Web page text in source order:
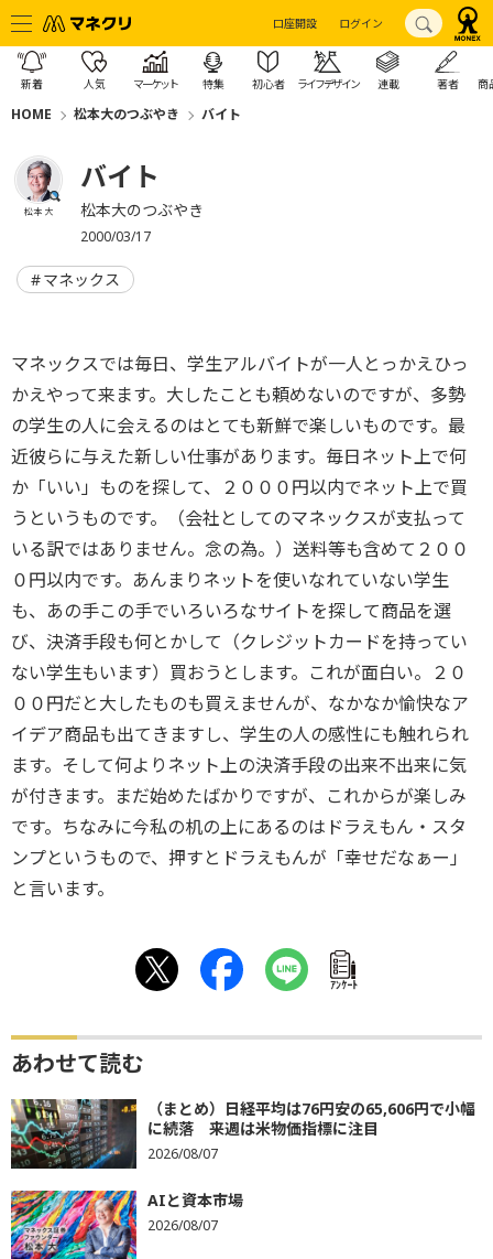
口座開設 ログイン
新着 人気 マーケット 特集 初心者 ライフデザイン 連載 著者 商
HOME 松本大のつぶやき バイト
松本 大
バイト
松本大のつぶやき
2000/03/17
マネックス
マネックスでは毎日、学生アルバイトが一人とっかえひっ
かえやって来ます。大したことも頼めないのですが、多勢
の学生の人に会えるのはとても新鮮で楽しいものです。最
近彼らに与えた新しい仕事があります。毎日ネット上で何
か「いい」ものを探して、２０００円以内でネット上で買
うというものです。（会社としてのマネックスが支払って
いる訳ではありません。念の為。）送料等も含めて２００
０円以内です。あんまりネットを使いなれていない学生
も、あの手この手でいろいろなサイトを探して商品を選
び、決済手段も何とかして（クレジットカードを持ってい
ない学生もいます）買おうとします。これが面白い。２０
００円だと大したものも買えませんが、なかなか愉快なア
イデア商品も出てきますし、学生の人の感性にも触れられ
ます。そして何よりネット上の決済手段の出来不出来に気
が付きます。まだ始めたばかりですが、これからが楽しみ
です。ちなみに今私の机の上にあるのはドラえもん・スタ
ンプというもので、押すとドラえもんが「幸せだなぁー」
と言います。
ｱﾝｹｰﾄ
あわせて読む
（まとめ）日経平均は76円安の65,606円で小幅
に続落 来週は米物価指標に注目
2026/08/07
AIと資本市場
2026/08/07